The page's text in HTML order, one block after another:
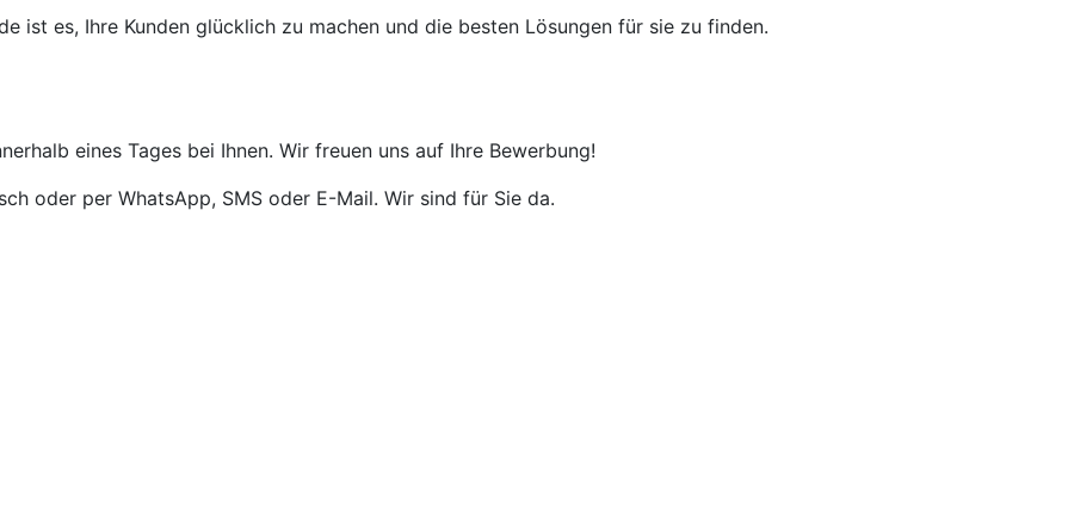
ist es, Ihre Kunden glücklich zu machen und die besten Lösungen für sie zu finden.
eines Tages bei Ihnen. Wir freuen uns auf Ihre Bewerbung!
oder per WhatsApp, SMS oder E-Mail. Wir sind für Sie da.